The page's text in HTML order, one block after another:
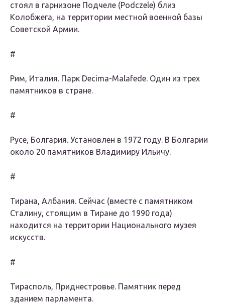
стоял в гарнизоне Подчеле (Podczele) близ
Колобжега, на территории местной военной базы
Советской Армии.
#
Рим, Италия. Парк Decima-Malafede. Один из трех
памятников в стране.
#
Русе, Болгария. Установлен в 1972 году. В Болгарии
около 20 памятников Владимиру Ильичу.
#
Тирана, Албания. Сейчас (вместе с памятником
Сталину, стоящим в Тиране до 1990 года)
находится на территории Национального музея
искусств.
#
Тирасполь, Приднестровье. Памятник перед
зданием парламента.